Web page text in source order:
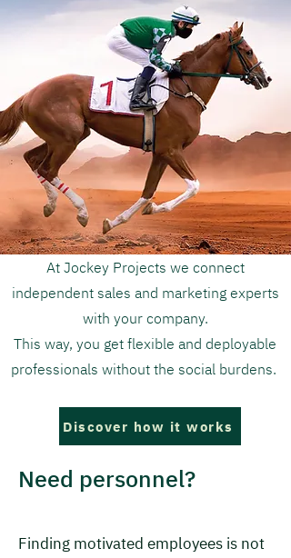
At Jockey Projects we connect
independent sales and marketing experts
with your company.
This way, you get flexible and deployable
professionals without the social burdens.
Discover how it works
Need personnel?
Finding motivated employees is not